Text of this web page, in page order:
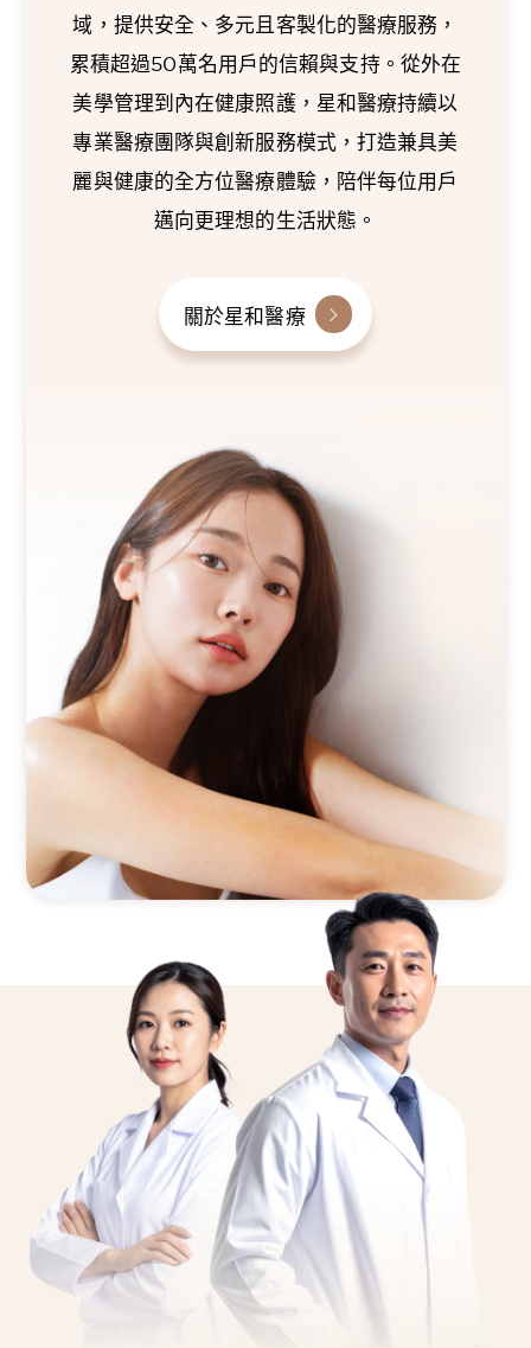
域，提供安全、多元且客製化的醫療服務，
累積超過50萬名用戶的信賴與支持。從外在
美學管理到內在健康照護，星和醫療持續以
專業醫療團隊與創新服務模式，打造兼具美
麗與健康的全方位醫療體驗，陪伴每位用戶
邁向更理想的生活狀態。
關於星和醫療